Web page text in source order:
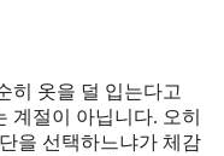
히 옷을 덜 입는다고
계절이 아닙니다. 오히
을 선택하느냐가 체감